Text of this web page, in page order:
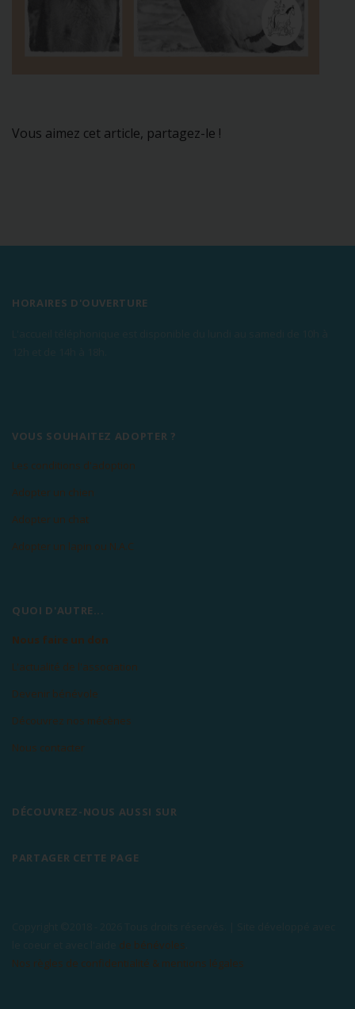
Vous aimez cet article, partagez-le !
HORAIRES D'OUVERTURE
VOUS SOUHAITEZ ADOPTER ?
Les conditions d'adoption
Adopter un chien
Adopter un chat
Adopter un lapin ou N.A.C
QUOI D'AUTRE...
Nous faire un don
L'actualité de l'association
Devenir bénévole
Découvrez nos mécènes
Nous contacter
DÉCOUVREZ-NOUS AUSSI SUR
PARTAGER CETTE PAGE
de bénévoles
Nos règles de confidentialité & mentions légales